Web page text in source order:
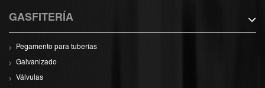
GASFITERÍA
Pegamento para tuberías
Galvanizado
Válvulas